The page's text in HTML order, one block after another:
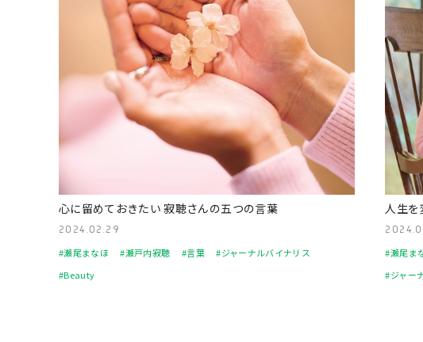
心に留めておきたい 寂聴さんの五つの言葉
2024.02.29
#瀬尾まなほ #瀬戸内寂聴 #言葉
#ジャーナルバイナリス
#Beauty
人生
#瀬尾ま
#ジャー